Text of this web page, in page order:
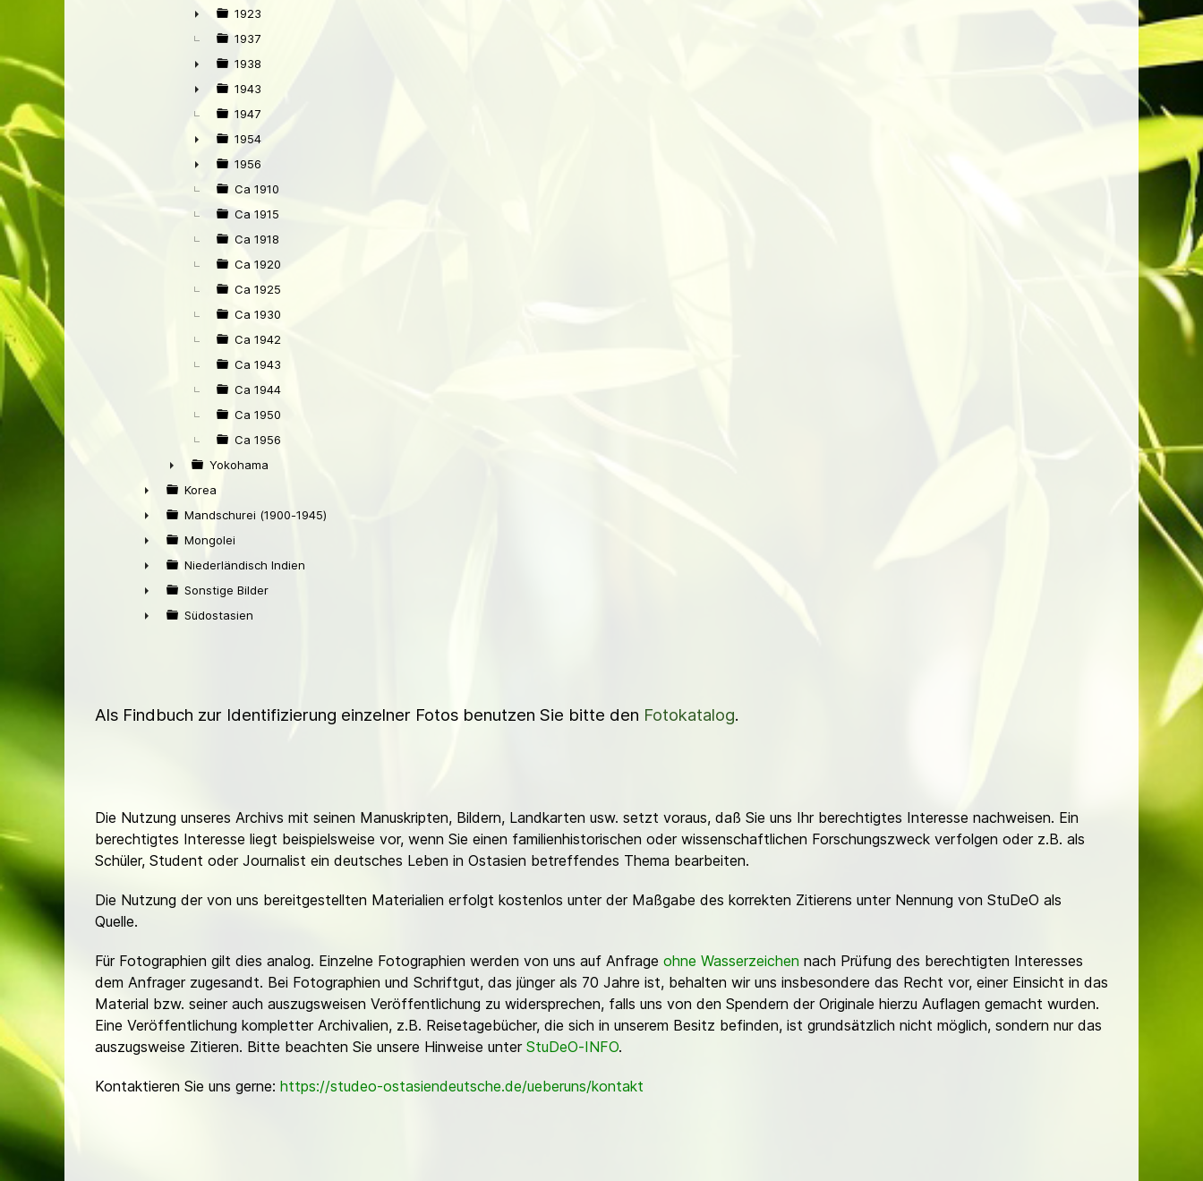
►
1923
1937
►
1938
►
1943
1947
►
1954
►
1956
Ca 1910
Ca 1915
Ca 1918
Ca 1920
Ca 1925
Ca 1930
Ca 1942
Ca 1943
Ca 1944
Ca 1950
Ca 1956
►
Yokohama
►
Korea
►
Mandschurei (1900-1945)
►
Mongolei
►
Niederländisch Indien
►
Sonstige Bilder
Südostasien
Als Findbuch zur Identifizierung einzelner Fotos benutzen Sie bitte den Fotokatalog.
Die Nutzung unseres Archivs mit seinen Manuskripten, Bildern, Landkarten usw. setzt voraus, daß Sie uns Ihr berechtigtes Interesse nachweisen. Ein
berechtigtes Interesse liegt beispielsweise vor, wenn Sie einen familienhistorischen oder wissenschaftlichen Forschungszweck verfolgen oder z.B. als
Schüler, Student oder Journalist ein deutsches Leben in Ostasien betreffendes Thema bearbeiten.
Die Nutzung der von uns bereitgestellten Materialien erfolgt kostenlos unter der Maßgabe des korrekten Zitierens unter Nennung von StuDeO als
Quelle.
Für Fotographien gilt dies analog. Einzelne Fotographien werden von uns auf Anfrage ohne Wasserzeichen nach Prüfung des berechtigten Interesses
dem Anfrager zugesandt. Bei Fotographien und Schriftgut, das jünger als 70 Jahre ist, behalten wir uns insbesondere das Recht vor, einer Einsicht in das
Material bzw. seiner auch auszugsweisen Veröffentlichung zu widersprechen, falls uns von den Spendern der Originale hierzu Auflagen gemacht wurden.
Eine Veröffentlichung kompletter Archivalien, z.B. Reisetagebücher, die sich in unserem Besitz befinden, ist grundsätzlich nicht möglich, sondern nur das
auszugsweise Zitieren. Bitte beachten Sie unsere Hinweise unter StuDeO-INFO.
Kontaktieren Sie uns gerne: https://studeo-ostasiendeutsche.de/ueberuns/kontakt